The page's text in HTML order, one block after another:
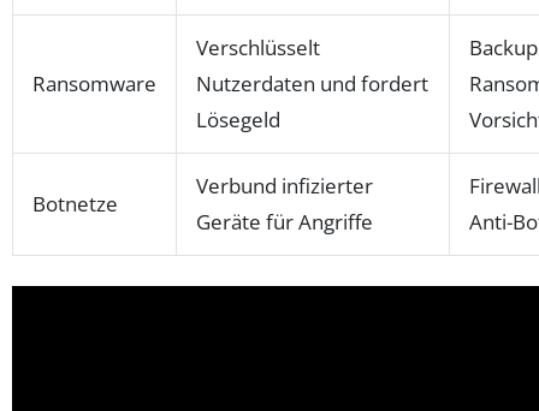
Ransomware
Verschlüsselt
Nutzerdaten und fordert
Lösegeld
Botnetze
Verbund infizierter
Geräte für Angriffe
Anti-